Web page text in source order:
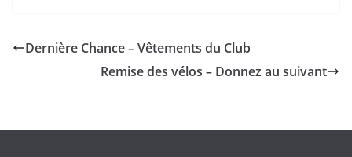
Dernière Chance – Vêtements du Club
Remise des vélos – Donnez au suivant